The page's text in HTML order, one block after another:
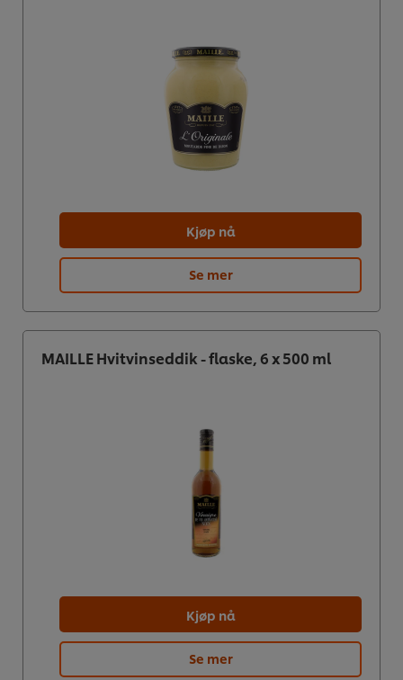
Kjøp nå
Se mer
MAILLE Hvitvinseddik - flaske, 6 x 500 ml
Kjøp nå
Se mer